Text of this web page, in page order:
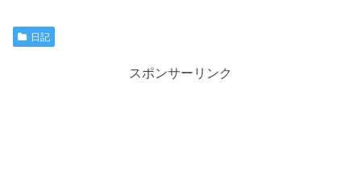
日記
スポンサーリンク